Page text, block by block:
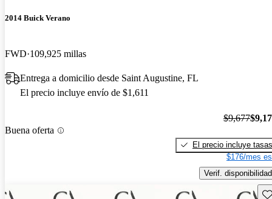
2014 Buick Verano
FWD 109,925 millas
Entrega a domicilio desde Saint Augustine, FL
El precio incluye envío de $1,611
Buena oferta
$9,677
El precio incluye tasas
$176/mes
Verif. disponibilidad